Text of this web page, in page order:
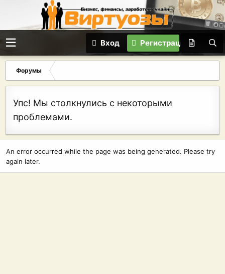
Вход Регистрация
Форумы
Упс! Мы столкнулись с некоторыми
проблемами.
An error occurred while the page was being generated. Please try
again later.